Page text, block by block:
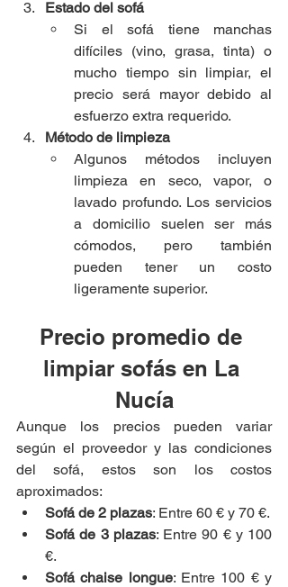
Estado del sofá
Si el sofá tiene manchas
difíciles (vino, grasa, tinta) o
mucho tiempo sin limpiar, el
precio será mayor debido al
esfuerzo extra requerido.
Método de limpieza
Algunos métodos incluyen
limpieza en seco, vapor, o
lavado profundo. Los servicios
a domicilio suelen ser más
cómodos, pero también
pueden tener un costo
ligeramente superior.
Precio promedio de
limpiar sofás en La
Nucía
Aunque los precios pueden variar
según el proveedor y las condiciones
del sofá, estos son los costos
aproximados:
Sofá de 2 plazas: Entre 60 € y 70 €.
Sofá de 3 plazas: Entre 90 € y 100
€.
Sofá chaise longue: Entre 100 € y